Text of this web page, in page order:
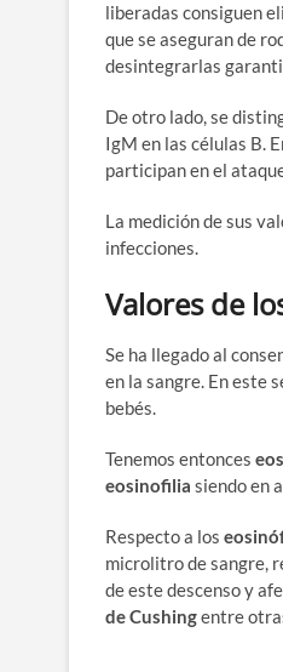
liberadas consiguen
que se aseguran de
desintegrarlas
De otro lado, se
IgM en las células B.
participan en el
La medición de sus
infecciones.
Valores de
Se ha llegado al
en la sangre. En este
bebés.
Tenemos entonces
eosinofilia siendo en
Respecto a los
microlitro de sangre,
de este descenso y
de Cushingentre